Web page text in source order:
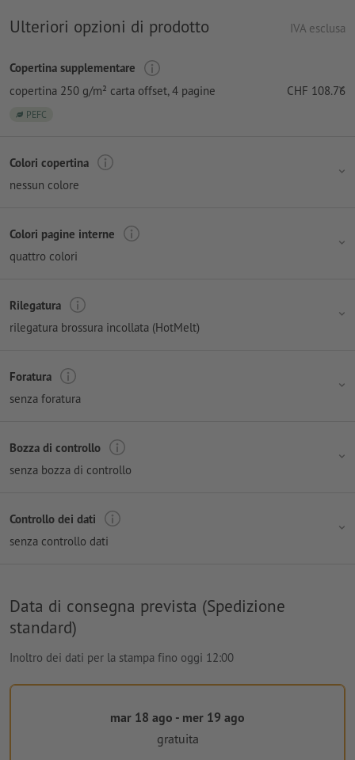
Ulteriori opzioni di prodotto IVA esclusa
Copertina supplementare
copertina 250 g/m² carta offset, 4 pagine
PEFC
CHF 108.76
Colori copertina
nessun colore
Colori pagine interne
quattro colori
Rilegatura
rilegatura brossura incollata (HotMelt)
Foratura
senza foratura
Bozza di controllo
senza bozza di controllo
Controllo dei dati
senza controllo dati
Data di consegna prevista (Spedizione
standard)
Inoltro dei dati per la stampa fino oggi 12:00
mar 18 ago - mer 19 ago
gratuita